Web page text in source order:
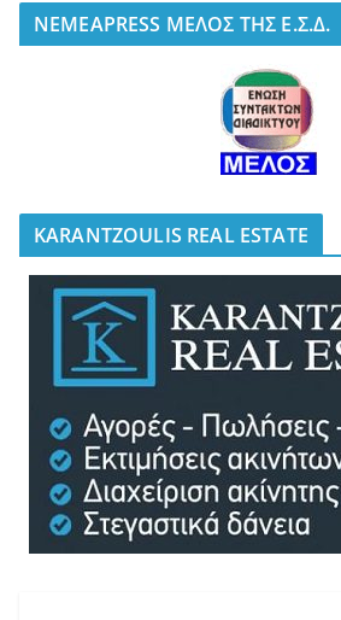
NEMEAPRESS ΜΕΛΟΣ ΤΗΣ Ε.Σ.Δ.
KARANTZOULIS REAL ESTATE